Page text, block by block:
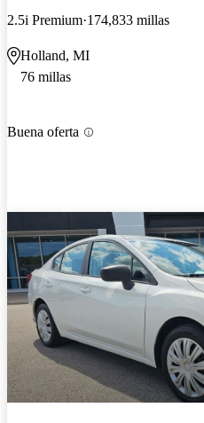
2.5i Premium 174,833 millas
Holland, MI
76 millas
Buena oferta